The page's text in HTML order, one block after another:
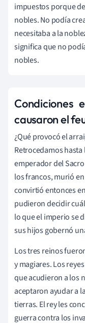
impuestos porque
nobles. No podía
necesitaba a la
significa que no
nobles.
Condiciones
causaron el
¿Qué provocó el
Retrocedamos
emperador del
los francos, murió
convirtió entonces
pudieron decidir
lo que el imperio se
sus hijos gobernó
Los tres reinos
y magiares. Los
que acudieron a los
aceptaron ayudar a
tierras. El rey les
guerra contra los